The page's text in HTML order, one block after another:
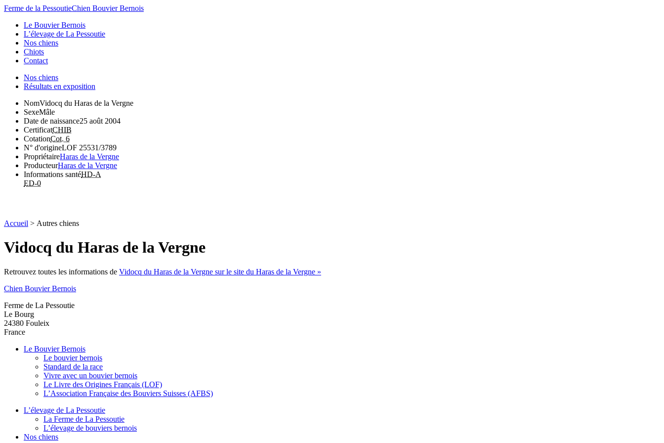
Ferme de la PessoutieChien Bouvier Bernois
Le Bouvier Bernois
L’élevage de La Pessoutie
Nos chiens
Chiots
Contact
Nos chiens
Résultats en exposition
NomVidocq du Haras de la Vergne
SexeMâle
Date de naissance25 août 2004
CertificatCHIB
CotationCot. 6
N° d'origineLOF 25531/3789
PropriétaireHaras de la Vergne
ProducteurHaras de la Vergne
Informations santéHD-A
ED-0
Accueil > Autres chiens
Vidocq du Haras de la Vergne
Retrouvez toutes les informations de Vidocq du Haras de la Vergne sur le site du Haras de la Vergne »
Chien Bouvier Bernois
Ferme de La Pessoutie
Le Bourg
24380 Fouleix
France
Le Bouvier Bernois
Le bouvier bernois
Standard de la race
Vivre avec un bouvier bernois
Le Livre des Origines Français (LOF)
L’Association Française des Bouviers Suisses (AFBS)
L’élevage de La Pessoutie
La Ferme de La Pessoutie
L’élevage de bouviers bernois
Nos chiens